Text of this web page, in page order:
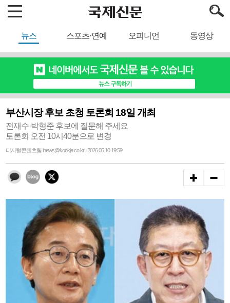
뉴스 스포츠·연예 오피니언 동영상
부산시장 후보 초청 토론회 18일 개최
전재수·박형준 후보에 질문해 주세요
토론회 오전 10시40분으로 변경
디지털콘텐츠팀 inews@kookje.co.kr | 2026.05.10 19:59